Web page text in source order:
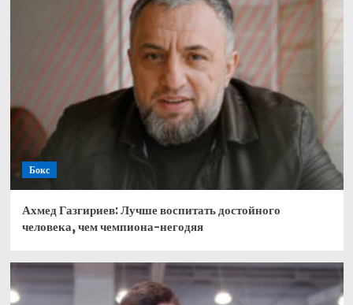
Бокс
Ахмед Газгириев: Лучше воспитать достойного
человека, чем чемпиона-негодяя